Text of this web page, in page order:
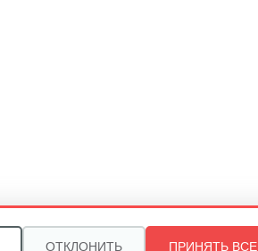
Электропила Champion 120N-
ОТКЛОНИТЬ ПРИНЯТЬ ВСЕ